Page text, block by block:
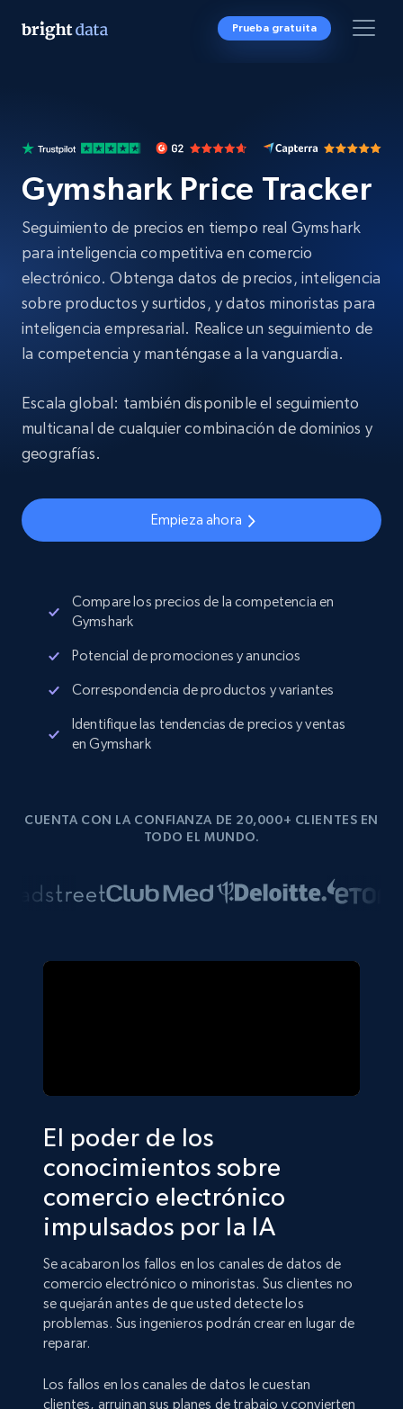
Prueba gratuita
Gymshark Price Tracker
Seguimiento de precios en tiempo real Gymshark
para inteligencia competitiva en comercio
electrónico. Obtenga datos de precios, inteligencia
sobre productos y surtidos, y datos minoristas para
inteligencia empresarial. Realice un seguimiento de
la competencia y manténgase a la vanguardia.
Escala global: también disponible el seguimiento
multicanal de cualquier combinación de dominios y
geografías.
Empieza ahora
Compare los precios de la competencia en
Gymshark
Potencial de promociones y anuncios
Correspondencia de productos y variantes
Identifique las tendencias de precios y ventas
en Gymshark
CUENTA CON LA CONFIANZA DE 20,000+ CLIENTES EN
TODO EL MUNDO.
El poder de los
conocimientos sobre
comercio electrónico
impulsados por la IA
Se acabaron los fallos en los canales de datos de
comercio electrónico o minoristas. Sus clientes no
se quejarán antes de que usted detecte los
problemas. Sus ingenieros podrán crear en lugar de
reparar.
Los fallos en los canales de datos le cuestan
clientes, arruinan sus planes de trabajo y convierten